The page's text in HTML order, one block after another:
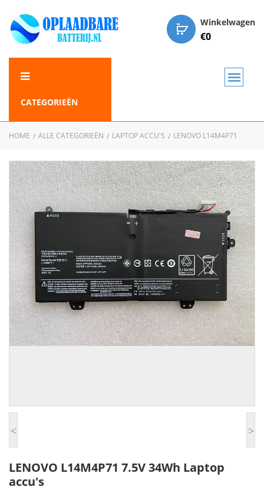
Winkelwagen
€0
CATEGORIEËN
HOME ALLE CATEGORIEËN LAPTOP ACCU'S LENOVO L14M4P71
< >
LENOVO L14M4P71 7.5V 34Wh Laptop
accu's